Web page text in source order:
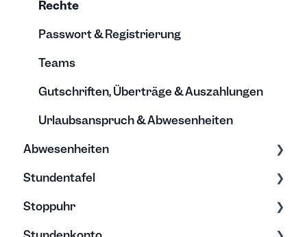
Rechte
Passwort & Registrierung
Teams
Gutschriften, Überträge & Auszahlungen
Urlaubsanspruch & Abwesenheiten
Abwesenheiten
Allgemein
Urlaub
Stundentafel
Erfassung & Bearbeitung
Stoppuhr